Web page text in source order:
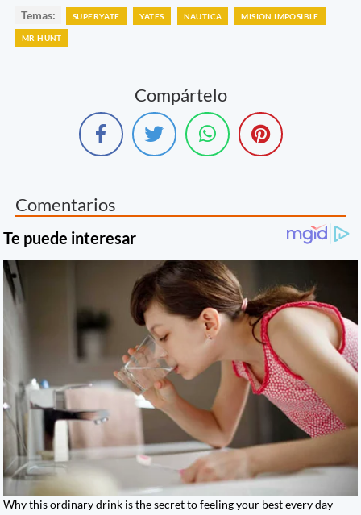
Temas: SUPERYATE YATES NAUTICA MISION IMPOSIBLE
MR HUNT
Compártelo
Comentarios